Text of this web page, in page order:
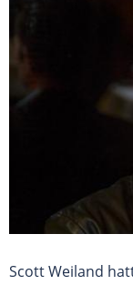
Scott Weiland